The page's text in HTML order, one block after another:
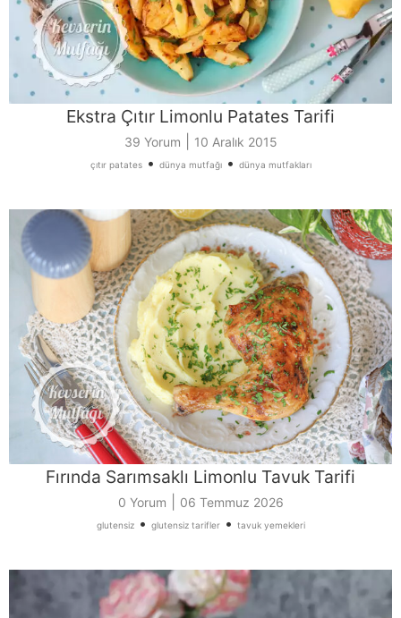
Ekstra Çıtır Limonlu Patates Tarifi
39 Yorum 10 Aralık 2015
çıtır patates• dünya mutfağı• dünya mutfakları
Fırında Sarımsaklı Limonlu Tavuk Tarifi
0 Yorum 06 Temmuz 2026
glutensiz• glutensiz tarifler• tavuk yemekleri